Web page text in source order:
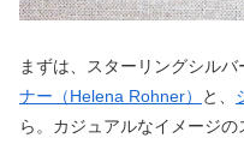
まずは、スターリングシル
ナー（Helena Rohner）
と、
ら。カジュアルなイメージ